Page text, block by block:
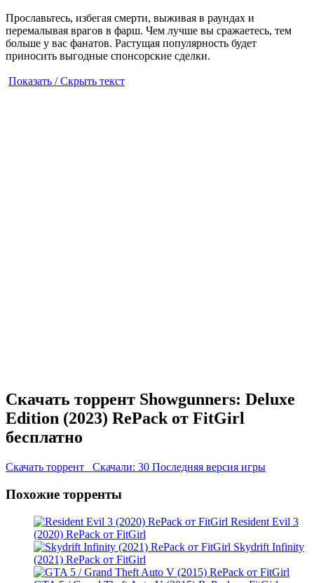
Прославьтесь, избегая смерти, выживая в раундах и
перемалывая врагов в фарш. Чем лучше вы сражаетесь, тем
больше у вас фанатов. Растущая популярность будет
приносить выгодные спонсорские сделки.
Показать / Скрыть текст
Скачать торрент Showgunners: Deluxe
Edition (2023) RePack от FitGirl
бесплатно
Скачать торрент Скачали: 30 Последняя версия игры
Похожие торренты
Resident Evil 3
(2020) RePack от FitGirl
Skydrift Infinity
(2021) RePack от FitGirl